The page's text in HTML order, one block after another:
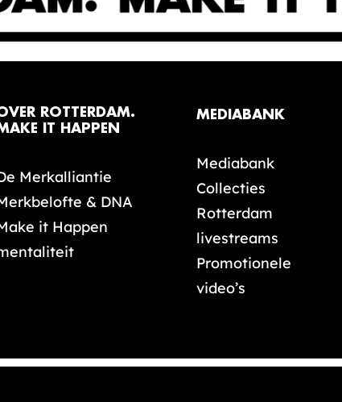
ROTTERDAM.
IT HAPPEN
Merkalliantie
& DNA
it Happen
MEDIABANK
Mediabank
Collecties
Rotterdam
livestreams
Promotionele
video’s